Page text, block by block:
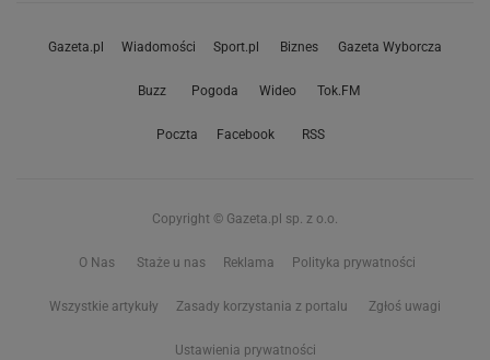
Gazeta.pl Wiadomości Sport.pl Biznes Gazeta Wyborcza
Buzz Pogoda Wideo Tok.FM
Poczta Facebook RSS
Copyright © Gazeta.pl sp. z o.o.
O Nas Staże u nas Reklama Polityka prywatności
Wszystkie artykuły Zasady korzystania z portalu Zgłoś uwagi
Ustawienia prywatności